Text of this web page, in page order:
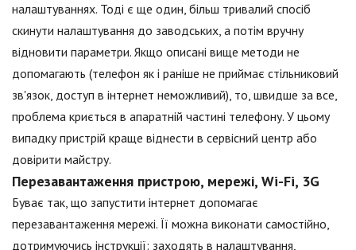
налаштуваннях. Тоді є ще один, більш тривалий спосіб
скинути налаштування до заводських, а потім вручну
відновити параметри. Якщо описані вище методи не
допомагають (телефон як і раніше не приймає стільниковий
зв'язок, доступ в інтернет неможливий), то, швидше за все,
проблема криється в апаратній частині телефону. У цьому
випадку пристрій краще віднести в сервісний центр або
довірити майстру.
Перезавантаження пристрою, мережі, Wi-Fi, 3G
Буває так, що запустити інтернет допомагає
перезавантаження мережі. Її можна виконати самостійно,
дотримуючись інструкції: заходять в налаштування,